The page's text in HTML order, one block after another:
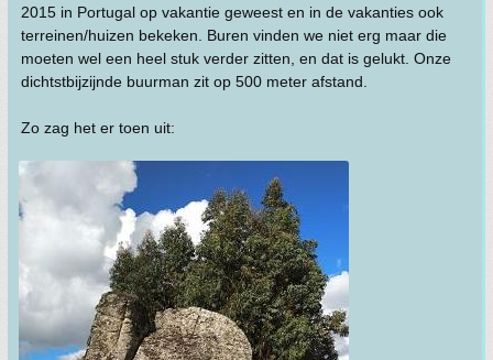
2015 in Portugal op vakantie geweest en in de vakanties ook
terreinen/huizen bekeken. Buren vinden we niet erg maar die
moeten wel een heel stuk verder zitten, en dat is gelukt. Onze
dichtstbijzijnde buurman zit op 500 meter afstand.
Zo zag het er toen uit: